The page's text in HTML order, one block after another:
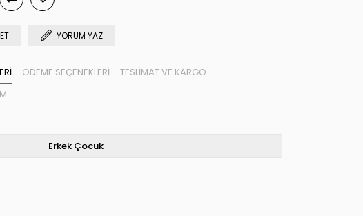
YORUM YAZ
ÖDEME SEÇENEKLERI
TESLIMAT VE KARGO
Erkek Çocuk